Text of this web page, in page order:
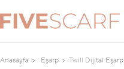
Anasayfa Eşarp Twill Dijital Eşarp